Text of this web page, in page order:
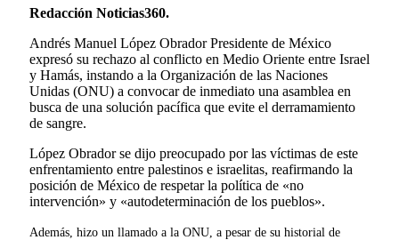
Redacción Noticias360.
Andrés Manuel López Obrador Presidente de México
expresó su rechazo al conflicto en Medio Oriente entre Israel
y Hamás, instando a la Organización de las Naciones
Unidas (ONU) a convocar de inmediato una asamblea en
busca de una solución pacífica que evite el derramamiento
de sangre.
López Obrador se dijo preocupado por las víctimas de este
enfrentamiento entre palestinos e israelitas, reafirmando la
posición de México de respetar la política de «no
intervención» y «autodeterminación de los pueblos».
Además, hizo un llamado a la ONU, a pesar de su historial de